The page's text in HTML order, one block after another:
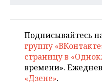
Подписывайтесь
группу
страницу в
времени».
«Дзене».